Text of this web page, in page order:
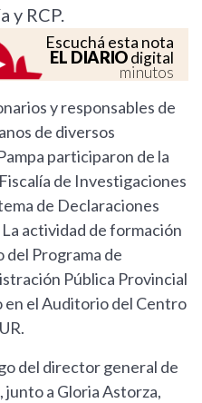
y RCP.
Escuchá esta nota
EL DIARIOdigital
minutos
y responsables de
de diversos
participaron de la
de Investigaciones
de Declaraciones
actividad de formación
del Programa de
Pública Provincial
en el Auditorio del Centro
del director general de
a Gloria Astorza,